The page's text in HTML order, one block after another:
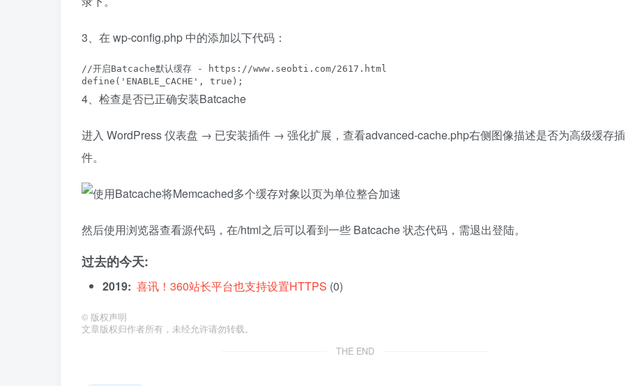
3、在 wp-config.php 中的添加以下代码：
//开启Batcache默认缓存 - https://www.seobti.com/2617.html
define('ENABLE_CACHE',
true);
4、检查是否已正确安装Batcache
进入 WordPress 仪表盘 → 已安装插件 → 强化扩展，查看advanced-cache.php右侧图像描述是否为高级缓存插
件。
然后使用浏览器查看源代码，在/html之后可以看到一些 Batcache 状态代码，需退出登陆。
过去的今天:
2019: 喜讯！360站长平台也支持设置HTTPS (0)
© 版权声明
文章版权归作者所有，未经允许请勿转载。
THE END